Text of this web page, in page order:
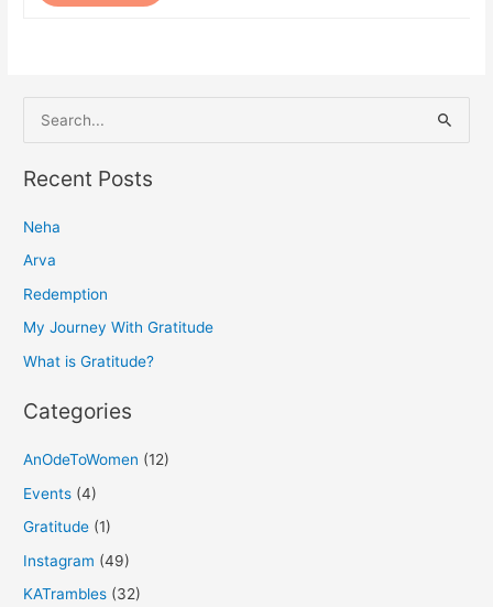
e
a
c
h
f
o
Recent Posts
Neha
Arva
Redemption
My Journey With Gratitude
What is Gratitude?
Categories
AnOdeToWomen (12)
Events (4)
Gratitude (1)
Instagram (49)
KATrambles (32)